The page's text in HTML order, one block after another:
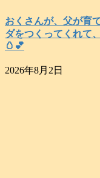
おくさんが、父が育
ダをつくってくれて
🥚💕
2026年8月2日